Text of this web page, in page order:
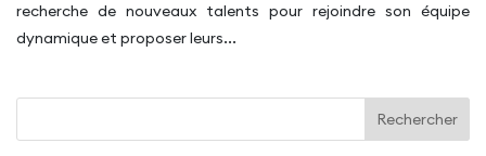
recherche de nouveaux talents pour rejoindre son équipe
dynamique et proposer leurs...
Rechercher